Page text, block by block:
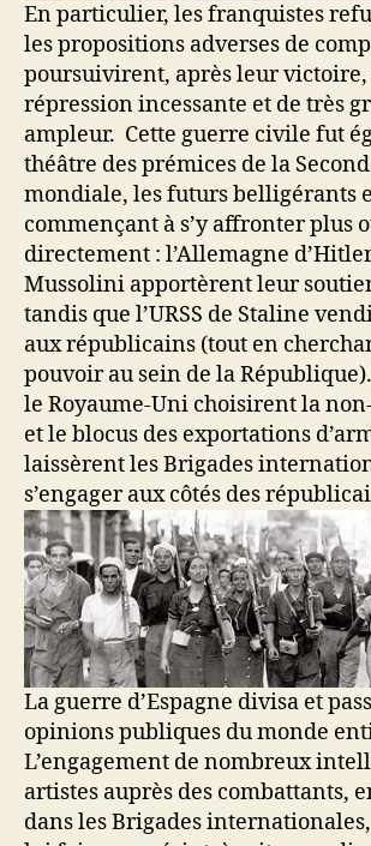
En particulier, les franquistes
les propositions adverses de
poursuivirent, après leur victoire,
répression incessante et de très
ampleur. Cette guerre civile fut
théâtre des prémices de la
mondiale, les futurs belligérants
commençant à s’y affronter plus
directement : l’Allemagne
Mussolini apportèrent leur
tandis que l’URSS de Staline
aux républicains (tout en
pouvoir au sein de la
le Royaume-Uni choisirent la
et le blocus des exportations
laissèrent les Brigades
s’engager aux côtés des
La guerre d’Espagne divisa et
opinions publiques du monde
L’engagement de nombreux
artistes auprès des combattants,
dans les Brigades